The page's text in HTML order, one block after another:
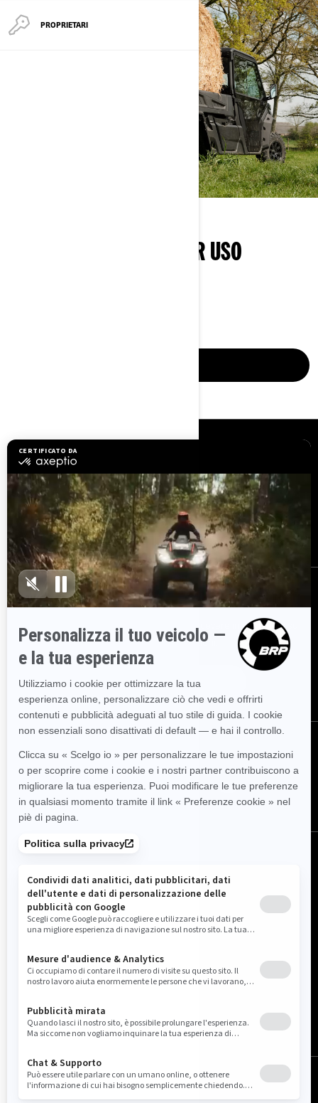
PROPRIETARI
2 ANNI DI GARANZIA PER USO
Assistenza clienti
Opportunità di lavoro
Diventare concessionario
Richiami di sicurezza
BRP Experiences
ISCRIVITI
Partecipa alla Newsletter.
Sii il primo a ricevere informazioni su
eventi, novità e promozioni.
ISCRIVITI
Italia (italiano)